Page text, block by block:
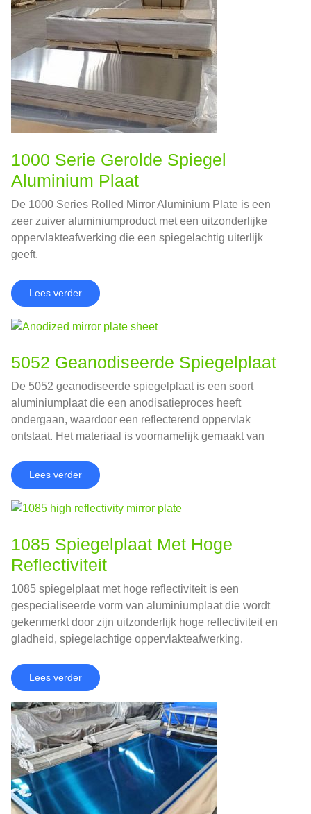
1000 Serie Gerolde Spiegel
Aluminium Plaat
De 1000 Series Rolled Mirror Aluminium Plate is een
zeer zuiver aluminiumproduct met een uitzonderlijke
oppervlakteafwerking die een spiegelachtig uiterlijk
geeft.
Lees verder
5052 Geanodiseerde Spiegelplaat
De 5052 geanodiseerde spiegelplaat is een soort
aluminiumplaat die een anodisatieproces heeft
ondergaan, waardoor een reflecterend oppervlak
ontstaat. Het materiaal is voornamelijk gemaakt van
uitstekende corrosieweerstand en goede
vervormbaarheid.
Lees verder
1085 Spiegelplaat Met Hoge
Reflectiviteit
1085 spiegelplaat met hoge reflectiviteit is een
gespecialiseerde vorm van aluminiumplaat die wordt
gekenmerkt door zijn uitzonderlijk hoge reflectiviteit en
gladheid, spiegelachtige oppervlakteafwerking.
Lees verder